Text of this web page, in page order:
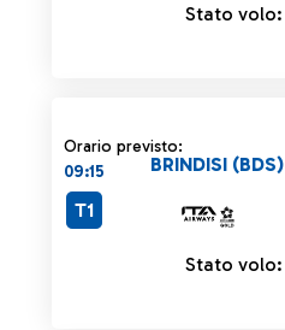
Stato volo:
Orario previsto:
09:15
BRINDISI (BDS)
T1
Stato volo: